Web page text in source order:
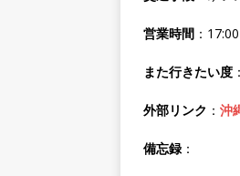
営業時間 ：
また行きたい度
外部リンク ： 沖
備忘録 ：